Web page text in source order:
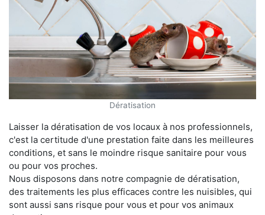
Dératisation
Laisser la dératisation de vos locaux à nos professionnels,
c'est la certitude d'une prestation faite dans les meilleures
conditions, et sans le moindre risque sanitaire pour vous
ou pour vos proches.
Nous disposons dans notre compagnie de dératisation,
des traitements les plus efficaces contre les nuisibles, qui
sont aussi sans risque pour vous et pour vos animaux